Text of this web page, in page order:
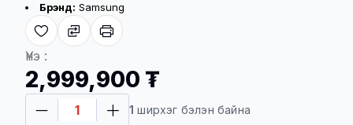
Брэнд: Samsung
Үнэ :
2,999,900 ₮
1 ширхэг бэлэн байна
Хүргэлтийн үйлчилгээ
Төлбөр баталгаажсан үеэс хойш 08-48